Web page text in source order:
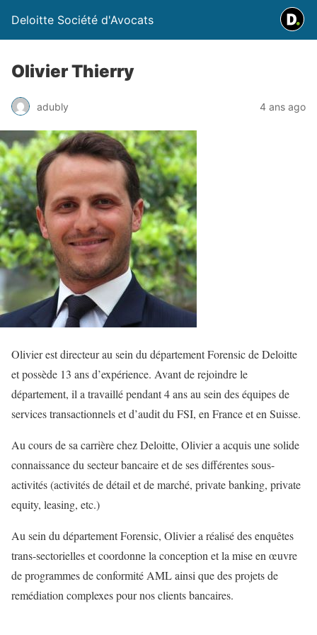
Deloitte Société d'Avocats
Olivier Thierry
adubly 4 ans ago
Olivier est directeur au sein du département Forensic de Deloitte
et possède 13 ans d’expérience. Avant de rejoindre le
département, il a travaillé pendant 4 ans au sein des équipes de
services transactionnels et d’audit du FSI, en France et en Suisse.
Au cours de sa carrière chez Deloitte, Olivier a acquis une solide
connaissance du secteur bancaire et de ses différentes sous-
activités (activités de détail et de marché, private banking, private
equity, leasing, etc.)
Au sein du département Forensic, Olivier a réalisé des enquêtes
trans-sectorielles et coordonne la conception et la mise en œuvre
de programmes de conformité AML ainsi que des projets de
remédiation complexes pour nos clients bancaires.